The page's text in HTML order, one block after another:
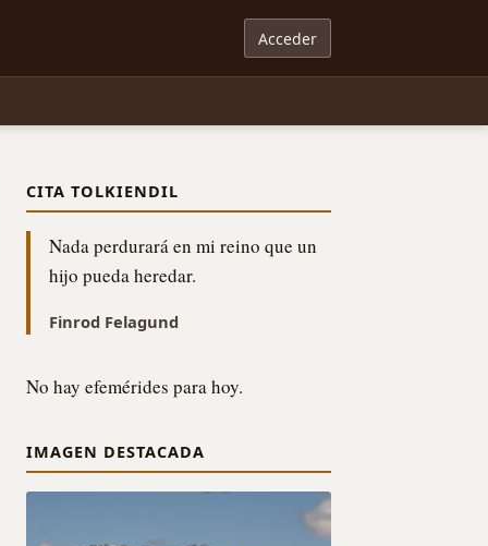
Acceder
CITA TOLKIENDIL
Nada perdurará en mi reino que un
hijo pueda heredar.
Finrod Felagund
No hay efemérides para hoy.
IMAGEN DESTACADA